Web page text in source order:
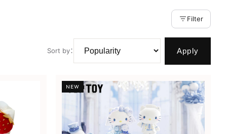
Filter
Sort by： Apply
NEW